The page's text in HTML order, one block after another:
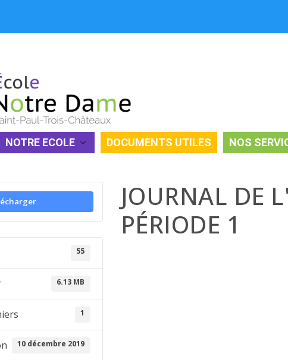
NOTRE ECOLE DOCUMENTS UTILES NOS
: PÉRIODE 1
55
6.13 MB
1
10 décembre 2019
JOURNAL DE
PÉRIODE 1